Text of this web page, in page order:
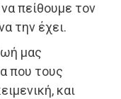
πείθουμε τον
την έχει.
μας
που τους
και